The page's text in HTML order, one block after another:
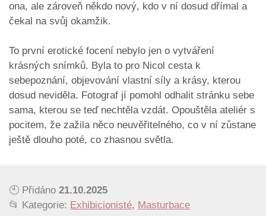
ona, ale zároveň někdo nový, kdo v ní dosud dřímal a
čekal na svůj okamžik.
To první erotické focení nebylo jen o vytváření
krásných snímků. Byla to pro Nicol cesta k
sebepoznání, objevování vlastní síly a krásy, kterou
dosud neviděla. Fotograf jí pomohl odhalit stránku sebe
sama, kterou se teď nechtěla vzdát. Opouštěla ateliér s
pocitem, že zažila něco neuvěřitelného, co v ní zůstane
ještě dlouho poté, co zhasnou světla.
🕙 Přidáno 21.10.2025
📂 Kategorie: Exhibicionisté, Masturbace